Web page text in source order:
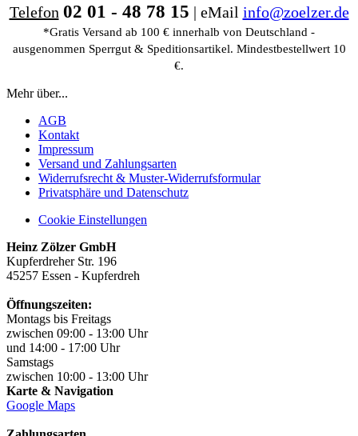
Telefon 02 01 - 48 78 15 | eMail info@zoelzer.de
*Gratis Versand ab 100 € innerhalb von Deutschland -
ausgenommen Sperrgut & Speditionsartikel. Mindestbestellwert 10
€.
Mehr über...
AGB
Kontakt
Impressum
Versand und Zahlungsarten
Widerrufsrecht & Muster-Widerrufsformular
Privatsphäre und Datenschutz
Cookie Einstellungen
Heinz Zölzer GmbH
Kupferdreher Str. 196
45257 Essen - Kupferdreh
Öffnungszeiten:
Montags bis Freitags
zwischen 09:00 - 13:00 Uhr
und 14:00 - 17:00 Uhr
Samstags
zwischen 10:00 - 13:00 Uhr
Karte & Navigation
Google Maps